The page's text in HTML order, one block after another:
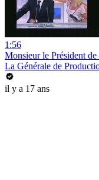
1:56
Monsieur le Président
La Générale de
il y a 17 ans